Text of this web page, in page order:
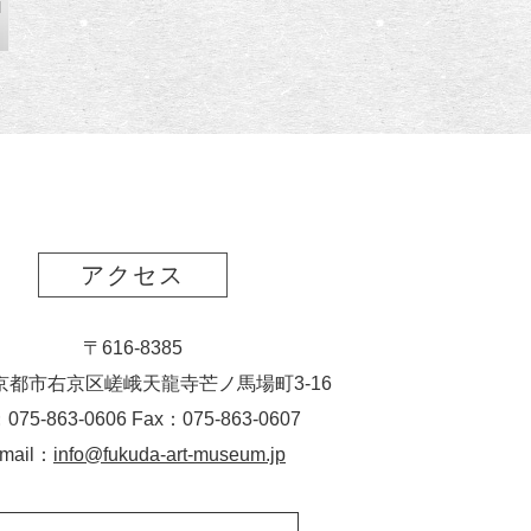
アクセス
〒616-8385
都市右京区嵯峨天龍寺芒ノ馬場町3-16
075-863-0606 Fax：075-863-0607
： info@fukuda-art-museum.jp